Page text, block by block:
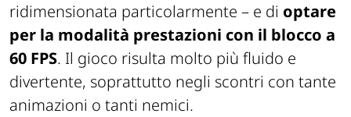
ridimensionata particolarmente – e di optare
per la modalità prestazioni con il blocco a
60 FPS. Il gioco risulta molto più fluido e
divertente, soprattutto negli scontri con tante
animazioni o tanti nemici.